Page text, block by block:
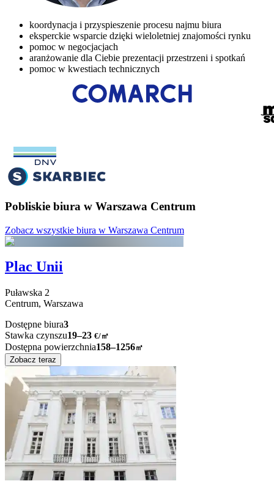
koordynacja i przyspieszenie procesu najmu biura
eksperckie wsparcie dzięki wieloletniej znajomości rynku
pomoc w negocjacjach
aranżowanie dla Ciebie prezentacji przestrzeni i spotkań
pomoc w kwestiach technicznych
Pobliskie biura w Warszawa Centrum
Zobacz wszystkie biura w Warszawa Centrum
Plac Unii
Puławska 2
Centrum, Warszawa
Dostępne biura3
Stawka czynszu19–23 €/㎡
Dostępna powierzchnia158–1256㎡
Zobacz teraz